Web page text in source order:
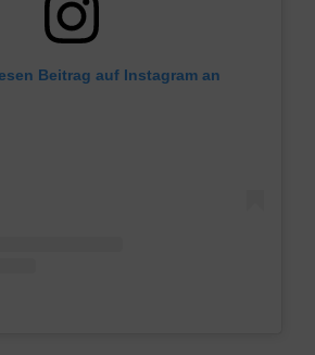
Beitrag auf Instagram an